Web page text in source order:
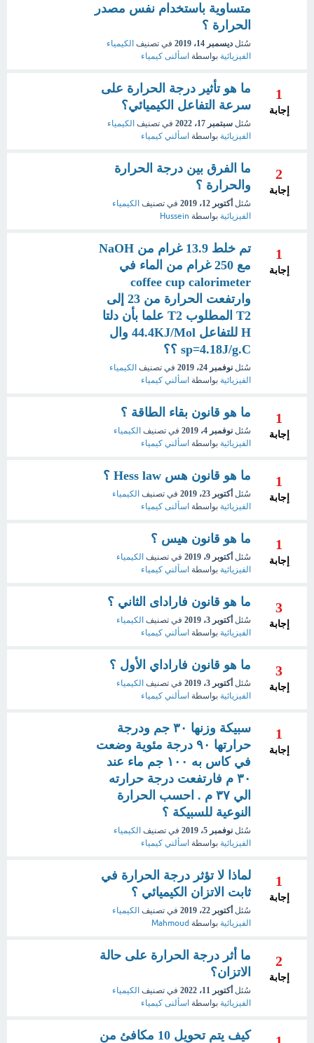
متساوية باستخدام نفس مصدر
الحرارة ؟
سُئل ديسمبر 14، 2019 في تصنيف الكيمياء
الفيزيائية بواسطة اسألنى كيمياء
1
إجابة
ما هو تأثير درجة الحرارة على
سرعة التفاعل الكيميائي؟
سُئل سبتمبر 17، 2022 في تصنيف الكيمياء
الفيزيائية بواسطة اسألني كيمياء
2
إجابة
ما الفرق بين درجة الحرارة
والحرارة ؟
سُئل أكتوبر 12، 2019 في تصنيف الكيمياء
الفيزيائية بواسطة Hussein
1
إجابة
تم خلط 13.9 غرام من NaOH
مع 250 غرام من الماء في
coffee cup calorimeter
وارتفعت الحرارة من 23 إلى
T2 المطلوب T2 علما بأن دلتا
H للتفاعل 44.4KJ/Mol وال
sp=4.18J/g.C ؟؟
سُئل نوفمبر 24، 2019 في تصنيف الكيمياء
الفيزيائية بواسطة اسألني كيمياء
1
إجابة
ما هو قانون بقاء الطاقة ؟
سُئل نوفمبر 4، 2019 في تصنيف الكيمياء
الفيزيائية بواسطة اسألني كيمياء
1
إجابة
ما هو قانون هس Hess law ؟
سُئل أكتوبر 23، 2019 في تصنيف الكيمياء
الفيزيائية بواسطة اسألنى كيمياء
1
إجابة
ما هو قانون هيس ؟
سُئل أكتوبر 9، 2019 في تصنيف الكيمياء
الفيزيائية بواسطة اسألني كيمياء
3
إجابة
ما هو قانون فاراداى الثاني ؟
سُئل أكتوبر 3، 2019 في تصنيف الكيمياء
الفيزيائية بواسطة اسألني كيمياء
3
إجابة
ما هو قانون فاراداي الأول ؟
سُئل أكتوبر 3، 2019 في تصنيف الكيمياء
الفيزيائية بواسطة اسألني كيمياء
1
إجابة
سبيكة وزنها ٣٠ جم ودرجة
حرارتها ٩٠ درجة مئوية وضعت
في كاس به ١٠٠ جم ماء عند
٣٠ م فارتفعت درجة حرارته
الي ٣٧ م . احسب الحرارة
النوعية للسبيكة ؟
سُئل نوفمبر 5، 2019 في تصنيف الكيمياء
الفيزيائية بواسطة اسألني كيمياء
1
إجابة
لماذا لا تؤثر درجة الحرارة في
ثابت الاتزان الكيميائي ؟
سُئل أكتوبر 22، 2019 في تصنيف الكيمياء
الفيزيائية بواسطة Mahmoud
2
إجابة
ما أثر درجة الحرارة على حالة
الاتزان؟
سُئل أكتوبر 11، 2022 في تصنيف الكيمياء
الفيزيائية بواسطة اسألنى كيمياء
كيف يتم تحويل 10 مكافئ من